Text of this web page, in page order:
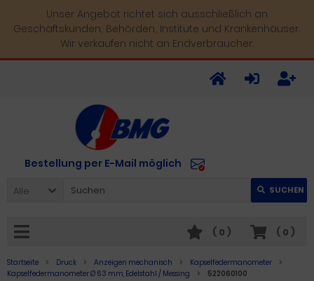
Unser Angebot richtet sich ausschließlich an
Geschäftskunden, Behörden, Institute und Krankenhäuser.
Wir verkaufen nicht an Endverbraucher.
Bestellung per E-Mail möglich
Alle SUCHEN
( 0 )
( 0 )
Startseite Druck Anzeigen mechanisch
Kapselfedermanometer
Kapselfedermanometer Ø 63 mm, Edelstahl / Messing
522060100